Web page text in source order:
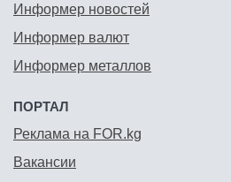
Информер новостей
Информер валют
Информер металлов
ПОРТАЛ
Реклама на FOR.kg
Вакансии